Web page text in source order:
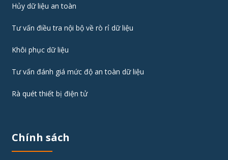
Hủy dữ liệu an toàn
Tư vấn điều tra nội bộ về rò rỉ dữ liệu
Khôi phục dữ liệu
Tư vấn đánh giá mức độ an toàn dữ liệu
Rà quét thiết bị điện tử
Chính sách